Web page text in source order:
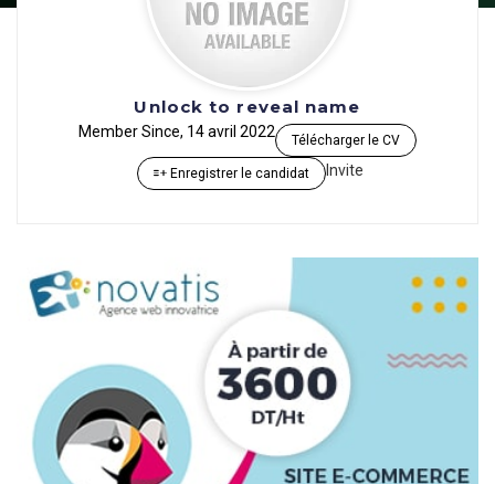
Unlock to reveal name
Member Since, 14 avril 2022 Télécharger le CV
Enregistrer le candidat Invite